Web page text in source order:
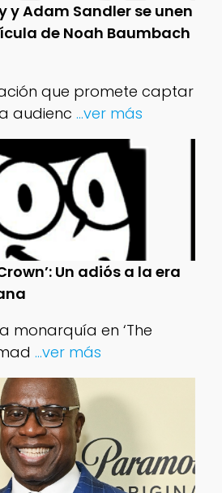
y Adam Sandler se unen
de Noah Baumbach
que promete captar
audienc ...ver más
Un adiós a la era
monarquía en ‘The
...ver más